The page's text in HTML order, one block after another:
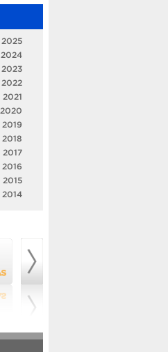
2025
2024
2023
2022
2021
2020
2019
2018
2017
2016
2015
2014